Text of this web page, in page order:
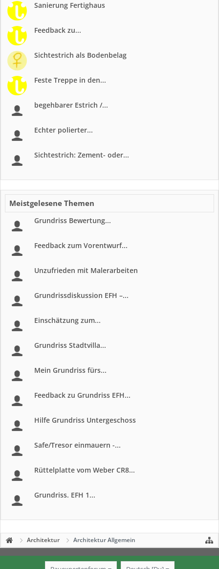
Sanierung Fertighaus
Feedback zu...
Sichtestrich als Bodenbelag
Feste Treppe in den...
begehbarer Estrich /...
Echter polierter...
Sichtestrich: Zement- oder...
Meistgelesene Themen
Grundriss Bewertung...
Feedback zum Vorentwurf...
Unzufrieden mit Malerarbeiten
Grundrissdiskussion EFH –...
Einschätzung zum...
Grundriss Stadtvilla...
Mein Grundriss fürs...
Feedback zu Grundriss EFH...
Hilfe Grundriss Untergeschoss
Safe/Tresor einmauern -...
Rüttelplatte vom Weber CR8...
Grundriss. EFH 1...
Architektur Architektur Allgemein